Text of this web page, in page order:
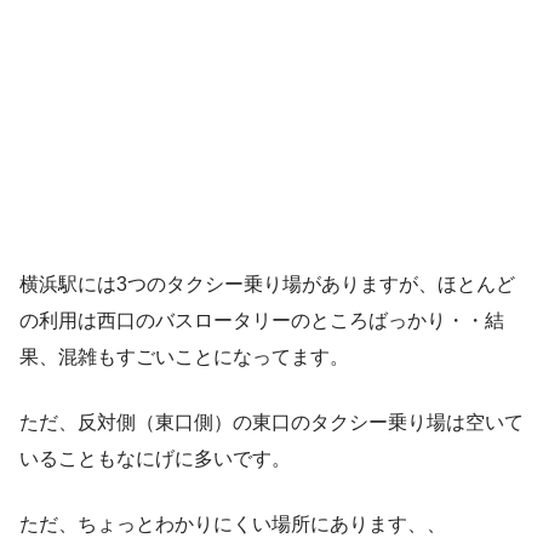
横浜駅には3つのタクシー乗り場がありますが、ほとんど
の利用は西口のバスロータリーのところばっかり・・結
果、混雑もすごいことになってます。
ただ、反対側（東口側）の東口のタクシー乗り場は空いて
いることもなにげに多いです。
ただ、ちょっとわかりにくい場所にあります、、